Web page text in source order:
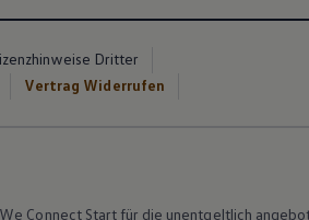
Dritter
Vertrag Widerrufen
We ConnectStart für die unentgeltlich